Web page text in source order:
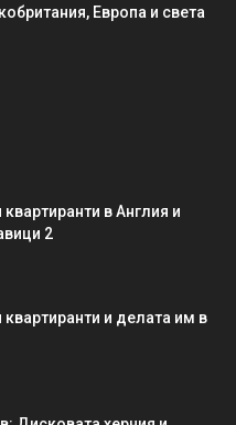
Европа и света
в Англия и
2
квартиранти и делата им в